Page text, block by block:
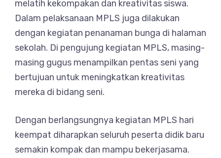
melatih kekompakan dan kreativitas siswa.
Dalam pelaksanaan MPLS juga dilakukan
dengan kegiatan penanaman bunga di halaman
sekolah. Di pengujung kegiatan MPLS, masing-
masing gugus menampilkan pentas seni yang
bertujuan untuk meningkatkan kreativitas
mereka di bidang seni.
Dengan berlangsungnya kegiatan MPLS hari
keempat diharapkan seluruh peserta didik baru
semakin kompak dan mampu bekerjasama.